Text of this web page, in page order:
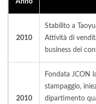
Anno
2010
Stabilito a
Attività di
business dei
2010
Fondata JCON
stampaggio,
dipartimento